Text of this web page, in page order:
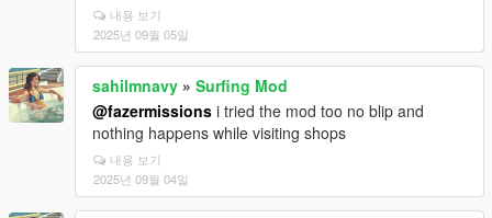
내용 보기
2025년 09월 05일
sahilmnavy » Surfing Mod
@fazermissions i tried the mod too no blip and
nothing happens while visiting shops
내용 보기
2025년 09월 04일